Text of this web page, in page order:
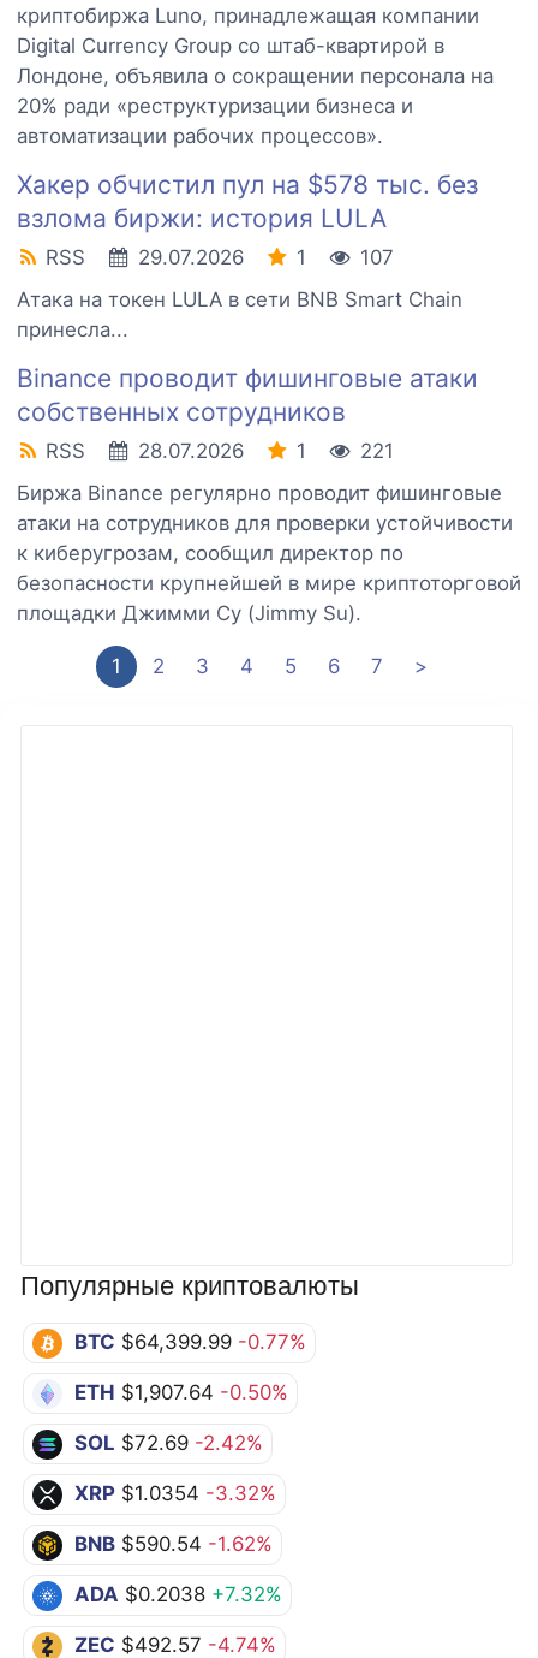
Популярные криптовалюты
BTC $64,399.99 -0.77%
ETH $1,907.64 -0.50%
SOL $72.69 -2.42%
XRP $1.0354 -3.32%
BNB $590.54 -1.62%
ADA $0.2038 +7.32%
ZEC $492.57 -4.74%
криптобиржа Luno, принадлежащая компании
Digital Currency Group со штаб-квартирой в
Лондоне, объявила о сокращении персонала на
20% ради «реструктуризации бизнеса и
автоматизации рабочих процессов».
Хакер обчистил пул на $578 тыс. без
взлома биржи: история LULA
RSS 29.07.2026 1
107
Атака на токен LULA в сети BNB Smart Chain
принесла...
Binance проводит фишинговые атаки
собственных сотрудников
RSS 28.07.2026 1
221
Биржа Binance регулярно проводит фишинговые
атаки на сотрудников для проверки устойчивости
к киберугрозам, сообщил директор по
безопасности крупнейшей в мире криптоторговой
площадки Джимми Су (Jimmy Su).
1 2 3 4 5 6 7 >